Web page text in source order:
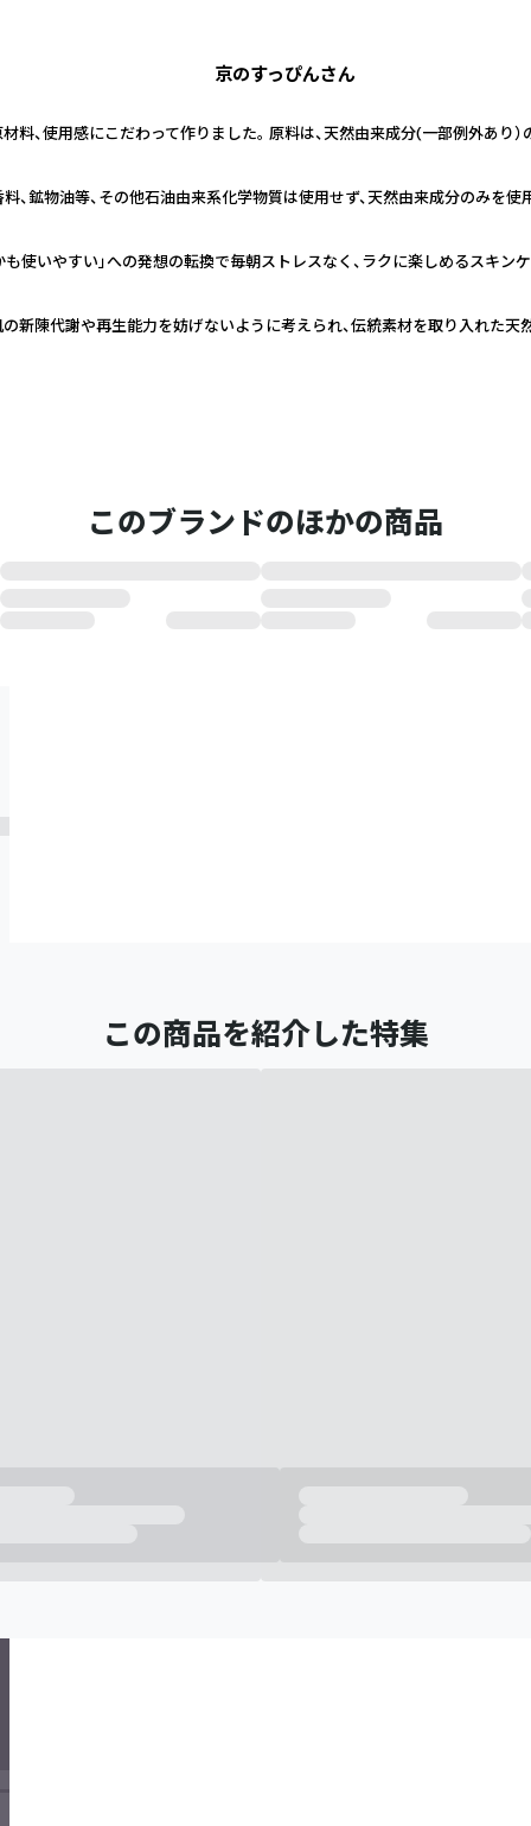
京のすっぴんさん
、使用感にこだわって作りました。 原料は、天然由来成分(一部例外あり）
、鉱物油等、その他石油由来系化学物質は使用せず、天然由来成分のみを使
も使いやすい」への発想の転換で毎朝ストレスなく、ラクに楽しめるスキン
新陳代謝や再生能力を妨げないように考えられ、伝統素材を取り入れた天
このブランドのほかの商品
この商品を紹介した特集